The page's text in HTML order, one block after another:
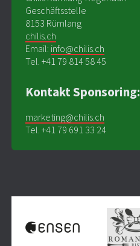
Geschäftsstelle
8153 Rümlang
chilis.ch
Email: info@chilis.ch
Tel. +41 79 814 58 45
Kontakt Sponsoring:
marketing@chilis.ch
Tel. +41 79 691 33 24